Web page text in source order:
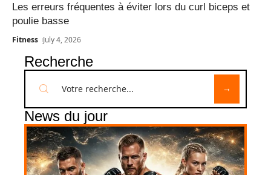
Les erreurs fréquentes à éviter lors du curl biceps et
poulie basse
Fitness July 4, 2026
Recherche
News du jour